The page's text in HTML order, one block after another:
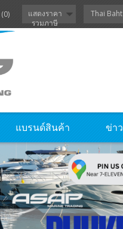
(0)
แสดงราคา
รวมภาษี
Thai Baht
แบรนด์สินค้า ข่าว